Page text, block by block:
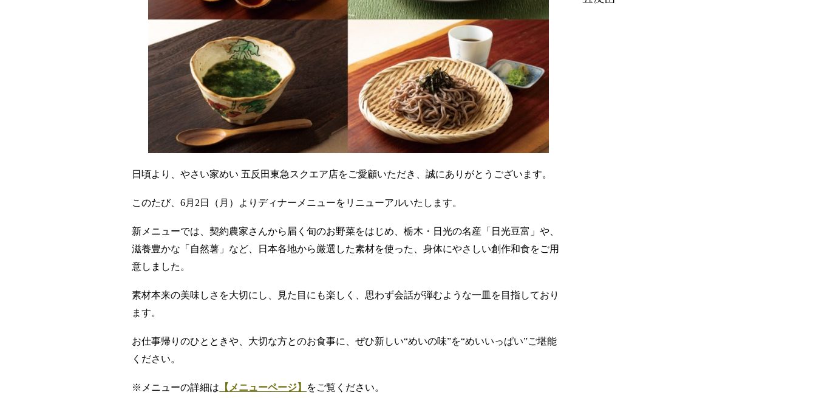
日頃より、やさい家めい 五反田東急スクエア店をご愛顧いただき、誠にありがとうございます。
このたび、6月2日（月）よりディナーメニューをリニューアルいたします。
新メニューでは、契約農家さんから届く旬のお野菜をはじめ、栃木・日光の名産「日光豆富」や、
滋養豊かな「自然薯」など、
日本各地から厳選した素材を使った、身体にやさしい創作和食をご用
意しました。
素材本来の美味しさを大切にし、見た目にも楽しく、思わず会話が弾むような一皿を目指しており
ます。
お仕事帰りのひとときや、大切な方とのお食事に、ぜひ新しい“めいの味”を“めいいっぱい”ご堪能
ください。
※メニューの詳細は 【メニューページ】 をご覧ください。